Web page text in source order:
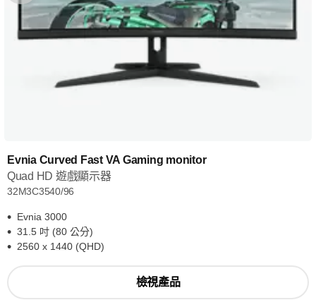
Evnia Curved Fast VA Gaming monitor
Quad HD 遊戲顯示器
32M3C3540/96
Evnia 3000
31.5 吋 (80 公分)
2560 x 1440 (QHD)
檢視產品